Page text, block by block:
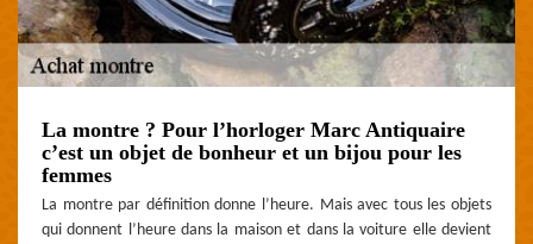
La montre ? Pour l’horloger Marc Antiquaire
c’est un objet de bonheur et un bijou pour les
femmes
La montre par définition donne l’heure. Mais avec tous les objets
qui donnent l’heure dans la maison et dans la voiture elle devient